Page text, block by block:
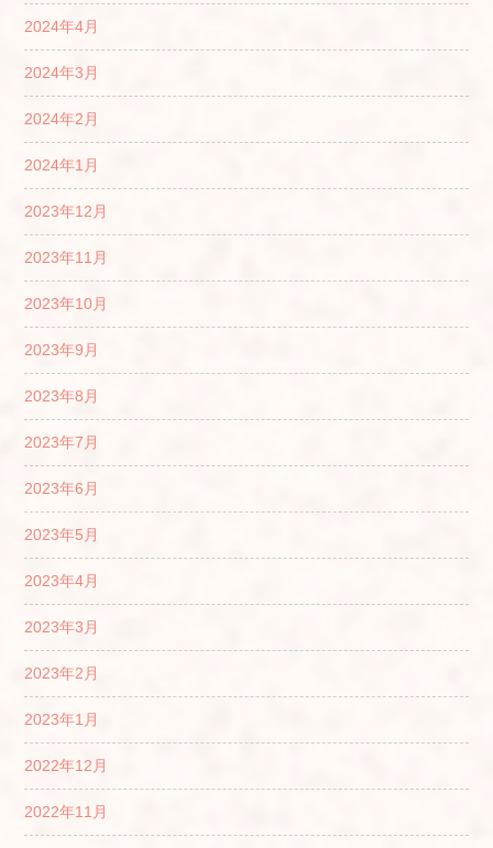
2024年4月
2024年3月
2024年2月
2024年1月
2023年12月
2023年11月
2023年10月
2023年9月
2023年8月
2023年7月
2023年6月
2023年5月
2023年4月
2023年3月
2023年2月
2023年1月
2022年12月
2022年11月